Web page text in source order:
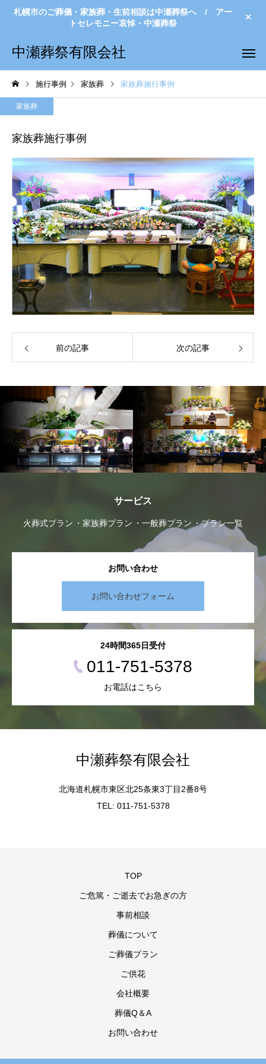
札幌市のご葬儀・家族葬・生前相談は中瀬葬祭へ / アー
トセレモニー哀悼・中瀬葬祭
中瀬葬祭有限会社
施行事例 家族葬 家族葬施行事例
家族葬
家族葬施行事例
前の記事 次の記事
サービス
火葬式プラン 家族葬プラン 一般葬プラン プラン一覧
お問い合わせ
お問い合わせフォーム
24時間365日受付
011-751-5378
お電話はこちら
中瀬葬祭有限会社
北海道札幌市東区北25条東3丁目2番8号
TEL: 011-751-5378
TOP
ご危篤・ご逝去でお急ぎの方
事前相談
葬儀について
ご葬儀プラン
ご供花
会社概要
葬儀Q＆A
お問い合わせ